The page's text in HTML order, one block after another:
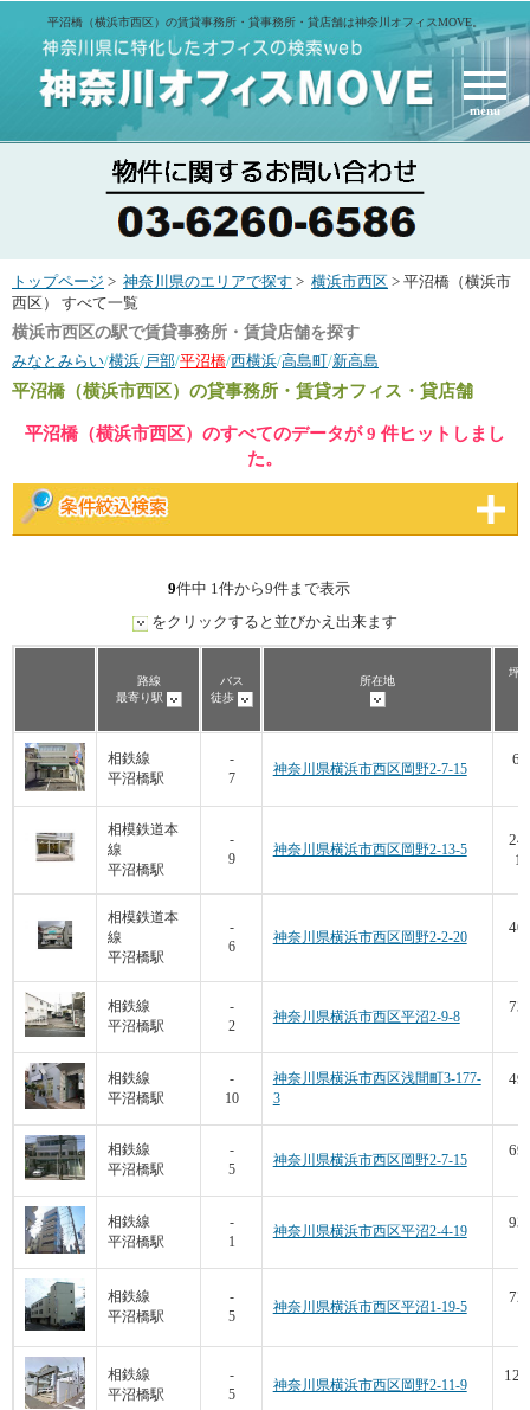
平沼橋（横浜市西区）の賃貸事務所・貸事務所・貸店舗は神奈川オフィスMOVE。
menu
トップページ > 神奈川県のエリアで探す > 横浜市西区 > 平沼橋（横浜市
西区） すべて一覧
横浜市西区の駅で賃貸事務所・賃貸店舗を探す
みなとみらい/横浜/戸部/平沼橋/西横浜/高島町 /新高島
平沼橋（横浜市西区） の貸事務所・賃貸オフィス・貸店舗
平沼橋（横浜市西区）のすべてのデータが 9 件ヒットしまし
た。
9件中 1件から9件まで表示
をクリックすると並びかえ出来ます
路線
最寄り駅
バス
徒歩
所在地
坪
相鉄線
平沼橋駅
-
7
神奈川県横浜市西区岡野2-7-15
相模鉄道本
線
平沼橋駅
-
9
神奈川県横浜市西区岡野2-13-5
相模鉄道本
線
平沼橋駅
-
6
神奈川県横浜市西区岡野2-2-20
相鉄線
平沼橋駅
-
2
神奈川県横浜市西区平沼2-9-8
相鉄線
平沼橋駅
-
10
神奈川県横浜市西区浅間町3-177-
3
相鉄線
平沼橋駅
-
5
神奈川県横浜市西区岡野2-7-15
相鉄線
平沼橋駅
-
1
神奈川県横浜市西区平沼2-4-19
相鉄線
平沼橋駅
-
5
神奈川県横浜市西区平沼1-19-5
相鉄線
平沼橋駅
-
5
神奈川県横浜市西区岡野2-11-9